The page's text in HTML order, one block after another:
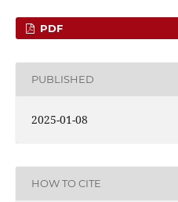
PDF
PUBLISHED
2025-01-08
HOW TO CITE